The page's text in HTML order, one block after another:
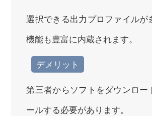
選択できる出力プロファイルが
機能も豊富に内蔵されます。
デメリット
第三者からソフトをダウンロー
ールする必要があります。